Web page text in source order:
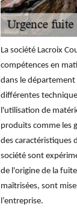
La société Lacroix
compétences en
dans le
différentes
l'utilisation de
produits comme les
des caractéristiques
société sont
de l'origine de la
maîtrisées, sont
l’entreprise.